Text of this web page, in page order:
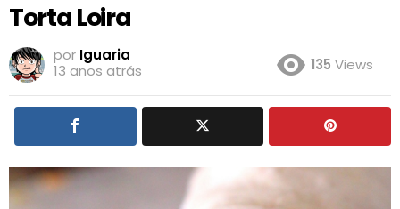
Torta Loira
por Iguaria
13 anos atrás
135 Views